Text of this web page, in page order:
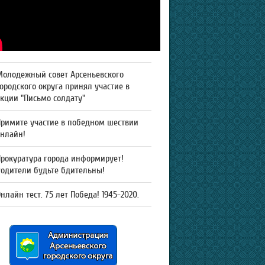
совет Арсеньевского
округа принял участие в
"Письмо солдату"
участие в победном шествии
города информирует!
будьте бдительны!
тест. 75 лет Победа! 1945-2020.